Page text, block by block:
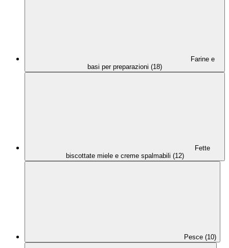
Farine e
basi per preparazioni (18)
Fette
biscottate miele e creme spalmabili (12)
Pesce (10)